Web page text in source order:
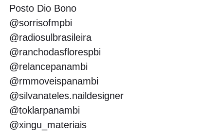
Posto Dio Bono
@sorrisofmpbi
@radiosulbrasileira
@ranchodasflorespbi
@relancepanambi
@rmmoveispanambi
@silvanateles.naildesigner
@toklarpanambi
@xingu_materiais